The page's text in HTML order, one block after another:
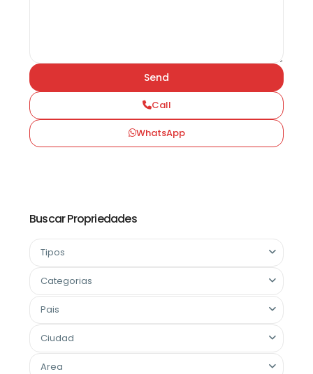
Call
WhatsApp
Buscar Propriedades
Tipos
Categorias
Pais
Ciudad
Area